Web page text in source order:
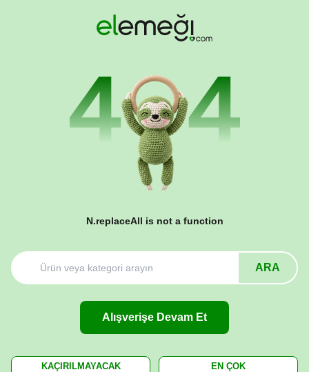
N.replaceAll is not a function
ARA
Alışverişe Devam Et
KAÇIRILMAYACAK
EN ÇOK